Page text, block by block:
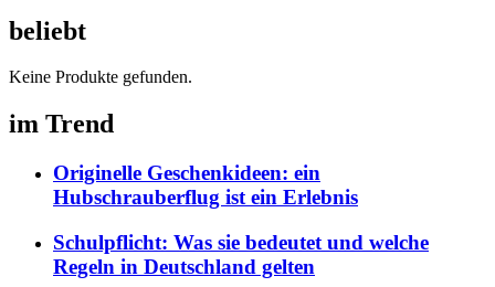
beliebt
Keine Produkte gefunden.
im Trend
Originelle Geschenkideen: ein
Hubschrauberflug ist ein Erlebnis
Schulpflicht: Was sie bedeutet und welche
Regeln in Deutschland gelten